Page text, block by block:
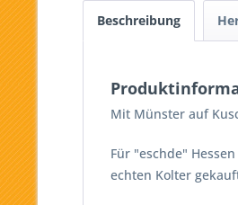
Beschreibung
Mit Münster auf
Für "eschde"
echten Kolter